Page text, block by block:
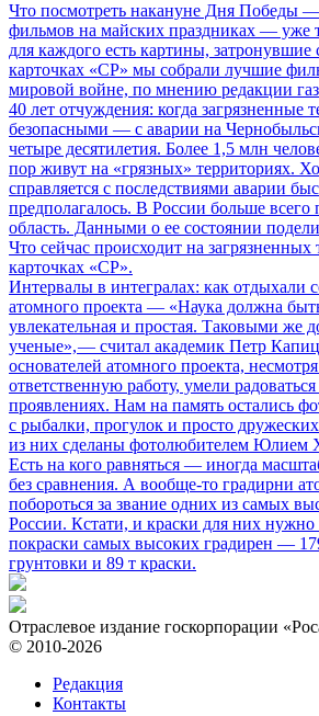
Что посмотреть накануне Дня Победы —
фильмов на майских праздниках — уже
для каждого есть картины,
карточках «СР» мы собрали лучшие
мировой войне, по мнению редакции
40 лет отчуждения: когда загрязненные
безопасными — с аварии на
четыре десятилетия. Более 1,5 млн
пор живут на «грязных» территориях.
справляется с последствиями аварии
предполагалось. В России больше всего
область. Данными о ее состоянии
Что сейчас происходит на
карточках «СР».
Интервалы в интегралах: как отдыхали
атомного проекта — «Наука должна быть
увлекательная и простая. Таковыми же
ученые», — считал академик Петр
основателей атомного проекта,
ответственную работу, умели
проявлениях. Нам на память остались
с рыбалки, прогулок и просто
из них сделаны фотолюбителем Юлием
Есть на кого равняться — иногда
без сравнения. А вообще-то градирни
побороться за звание одних из самых
России. Кстати, и краски для них
покраски самых высоких градирен —
грунтовки и 89 т краски.
Отраслевое издание госкорпорации
© 2010-2026
Редакция
Контакты